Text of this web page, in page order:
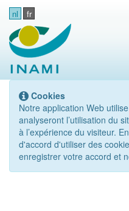
nl fr
Cookies
Notre application Web
analyseront l’utilisation du
à l’expérience du visiteur.
d'accord d'utiliser des
enregistrer votre accord et